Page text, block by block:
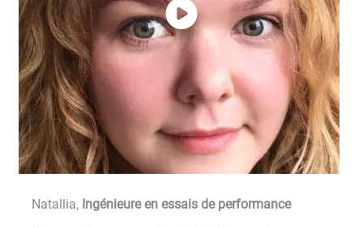
Natallia, Ingénieure en essais de performance